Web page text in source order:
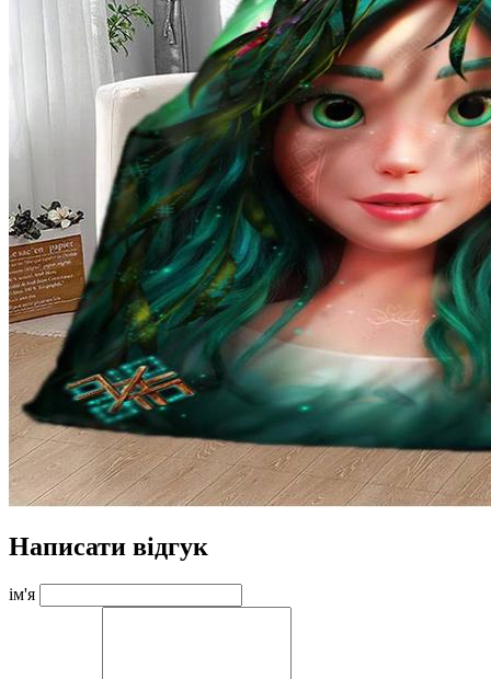
Написати відгук
ім'я